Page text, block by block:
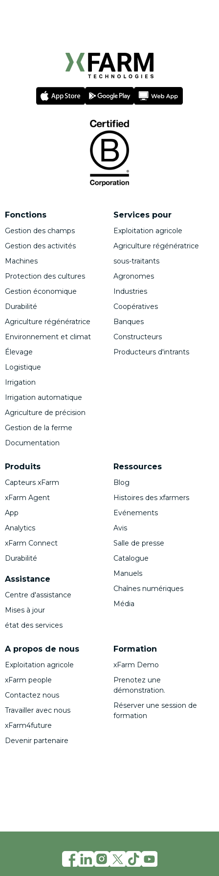
Fonctions
Gestion des champs
Gestion des activités
Machines
Protection des cultures
Gestion économique
Durabilité
Agriculture régénératrice
Environnement et climat
Élevage
Logistique
Irrigation
Irrigation automatique
Agriculture de précision
Gestion de la ferme
Documentation
Produits
Capteurs xFarm
xFarm Agent
App
Analytics
xFarm Connect
Durabilité
Assistance
Centre d'assistance
Mises à jour
état des services
Services pour
Exploitation agricole
Agriculture régénératrice
sous-traitants
Agronomes
Industries
Coopératives
Banques
Constructeurs
Producteurs d'intrants
A propos de nous
Exploitation agricole
xFarm people
Contactez nous
Travailler avec nous
xFarm4future
Devenir partenaire
Ressources
Blog
Histoires des xfarmers
Evénements
Avis
Salle de presse
Catalogue
Manuels
Chaînes numériques
Média
Formation
xFarm Demo
Prenotez une
démonstration.
Réserver une session de
formation